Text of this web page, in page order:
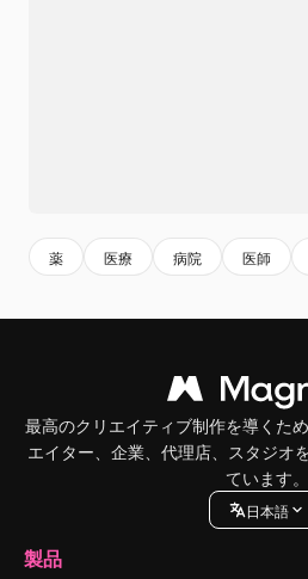
薬 医療 病院 医師
最高のクリエイティブ制作を導くた
エイター、企業、代理店、スタジオ
ています。
日本語
製品